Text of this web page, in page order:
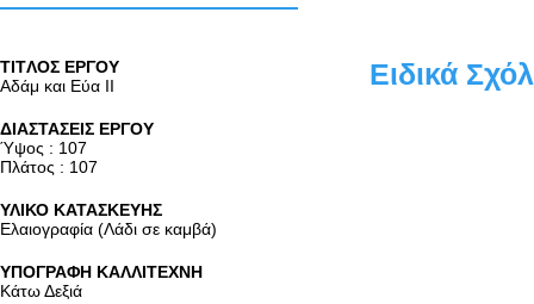
TITΛΟΣ ΕΡΓΟΥ
Αδάμ και Εύα ΙΙ
ΔΙΑΣΤΑΣΕΙΣ ΕΡΓΟΥ
Ύψος : 107
Πλάτος : 107
ΥΛΙΚΟ ΚΑΤΑΣΚΕΥΗΣ
Ελαιογραφία (Λάδι σε καμβά)
ΥΠΟΓΡΑΦΗ ΚΑΛΛΙΤΕΧΝΗ
Κάτω Δεξιά
Ειδικά